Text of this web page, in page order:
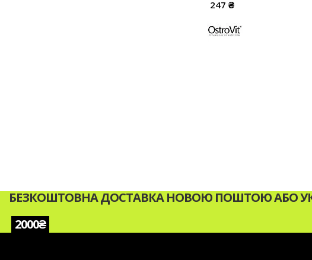
247 ₴
БЕЗКОШТОВНА ДОСТАВКА НОВОЮ ПОШТОЮ АБО
2000₴